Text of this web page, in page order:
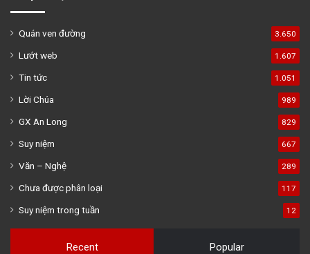
Quán ven đường 3.650
Lướt web 1.607
Tin tức 1.051
Lời Chúa 989
GX An Long 829
Suy niệm 667
Văn – Nghệ 289
Chưa được phân loại 117
Suy niệm trong tuần 12
Recent Popular